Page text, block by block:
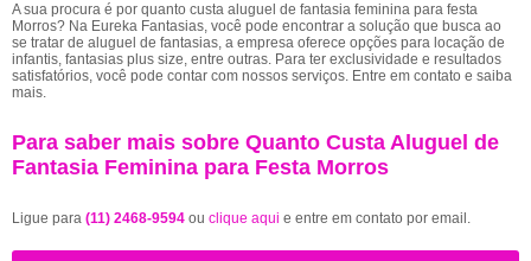
A sua procura é por quanto custa aluguel de fantasia feminina para festa
Morros? Na Eureka Fantasias, você pode encontrar a solução que busca ao
se tratar de aluguel de fantasias, a empresa oferece opções para locação de
infantis, fantasias plus size, entre outras. Para ter exclusividade e resultados
satisfatórios, você pode contar com nossos serviços. Entre em contato e saiba
mais.
Para saber mais sobre Quanto Custa Aluguel de
Fantasia Feminina para Festa Morros
Ligue para (11) 2468-9594 ou clique aqui e entre em contato por email.